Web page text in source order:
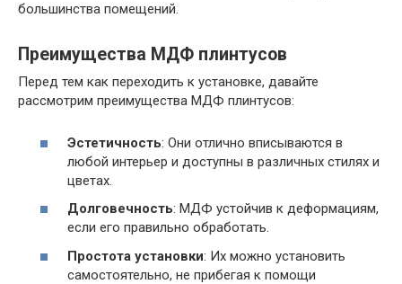
большинства помещений.
Преимущества МДФ плинтусов
Перед тем как переходить к установке, давайте
рассмотрим преимущества МДФ плинтусов:
Эстетичность: Они отлично вписываются в
любой интерьер и доступны в различных стилях и
цветах.
Долговечность: МДФ устойчив к деформациям,
если его правильно обработать.
Простота установки: Их можно установить
самостоятельно, не прибегая к помощи